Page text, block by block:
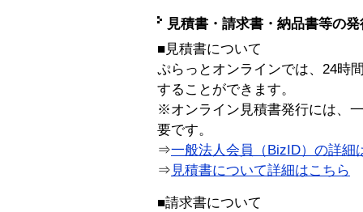
見積書・請求書・納品書等の
■見積書について
ぷらっとオンラインでは、24時
することができます。
※オンライン見積書発行には、
要です。
⇒一般法人会員（BizID）の詳細
⇒ 見積書について詳細はこちら
■請求書について